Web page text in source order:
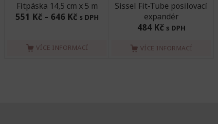
Fitpáska 14,5 cm x 5 m
551 Kč– 646 Kč s DPH
VÍCE INFORMACÍ
Sissel Fit-Tube posilovací
expandér
484 Kč s DPH
VÍCE INFORMACÍ